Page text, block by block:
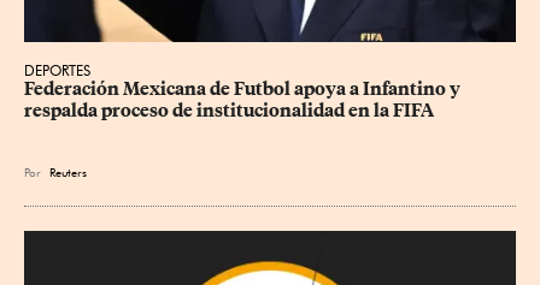
DEPORTES
Federación Mexicana de Futbol apoya a Infantino y
respalda proceso de institucionalidad en la FIFA
Por Reuters